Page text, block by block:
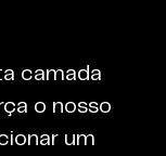
camada
o nosso
um